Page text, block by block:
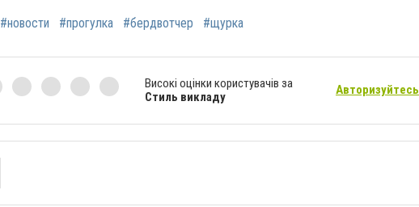
#новости #прогулка #бердвотчер #щурка
Високі оцінки користувачів за
Стиль викладу
Авторизуйтесь